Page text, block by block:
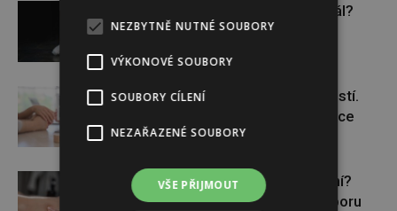
Budou se vraždit malé děti dál?
Těhotenství není samozřejmostí.
Pomáhá asistovaná reprodukce
Lymfatický systém v ohrožení?
Využijte moderní nutriční podporu
NEZBYTNĚ NUTNÉ SOUBORY
VÝKONOVÉ SOUBORY
SOUBORY CÍLENÍ
NEZAŘAZENÉ SOUBORY
VŠE PŘIJMOUT